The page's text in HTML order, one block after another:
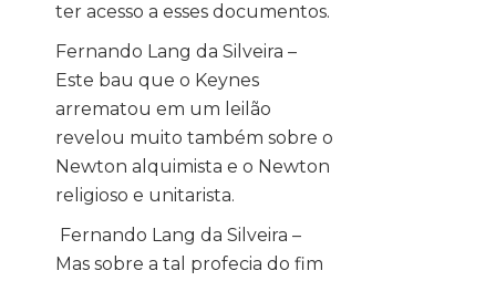
ter acesso a esses documentos.
Fernando Lang da Silveira –
Este bau que o Keynes
arrematou em um leilão
revelou muito também sobre o
Newton alquimista e o Newton
religioso e unitarista.
Fernando Lang da Silveira –
Mas sobre a tal profecia do fim